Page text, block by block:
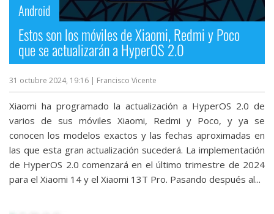
Android
Estos son los móviles de Xiaomi, Redmi y Poco
que se actualizarán a HyperOS 2.0
31 octubre 2024, 19:16 | Francisco Vicente
Xiaomi ha programado la actualización a HyperOS 2.0 de
varios de sus móviles Xiaomi, Redmi y Poco, y ya se
conocen los modelos exactos y las fechas aproximadas en
las que esta gran actualización sucederá. La implementación
de HyperOS 2.0 comenzará en el último trimestre de 2024
para el Xiaomi 14 y el Xiaomi 13T Pro. Pasando después al...